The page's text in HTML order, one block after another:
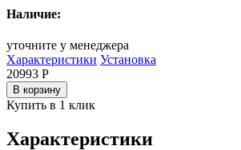
Наличие:
уточните у менеджера
Характеристики Установка
20993 Р
В корзину
Купить в 1 клик
Характеристики